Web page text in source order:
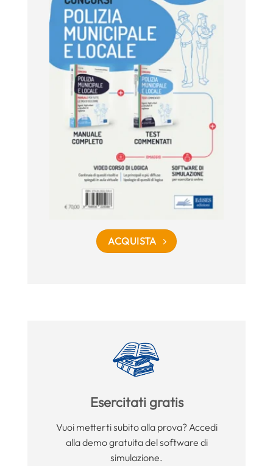
ACQUISTA
Esercitati gratis
Vuoi metterti subito alla prova? Accedi
alla demo gratuita del software di
simulazione.